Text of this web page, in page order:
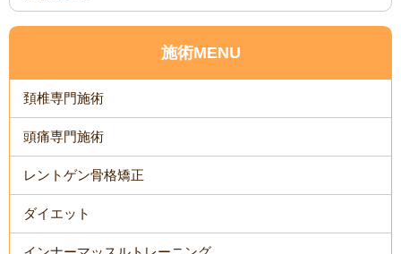
施術MENU
頚椎専門施術
頭痛専門施術
レントゲン骨格矯正
ダイエット